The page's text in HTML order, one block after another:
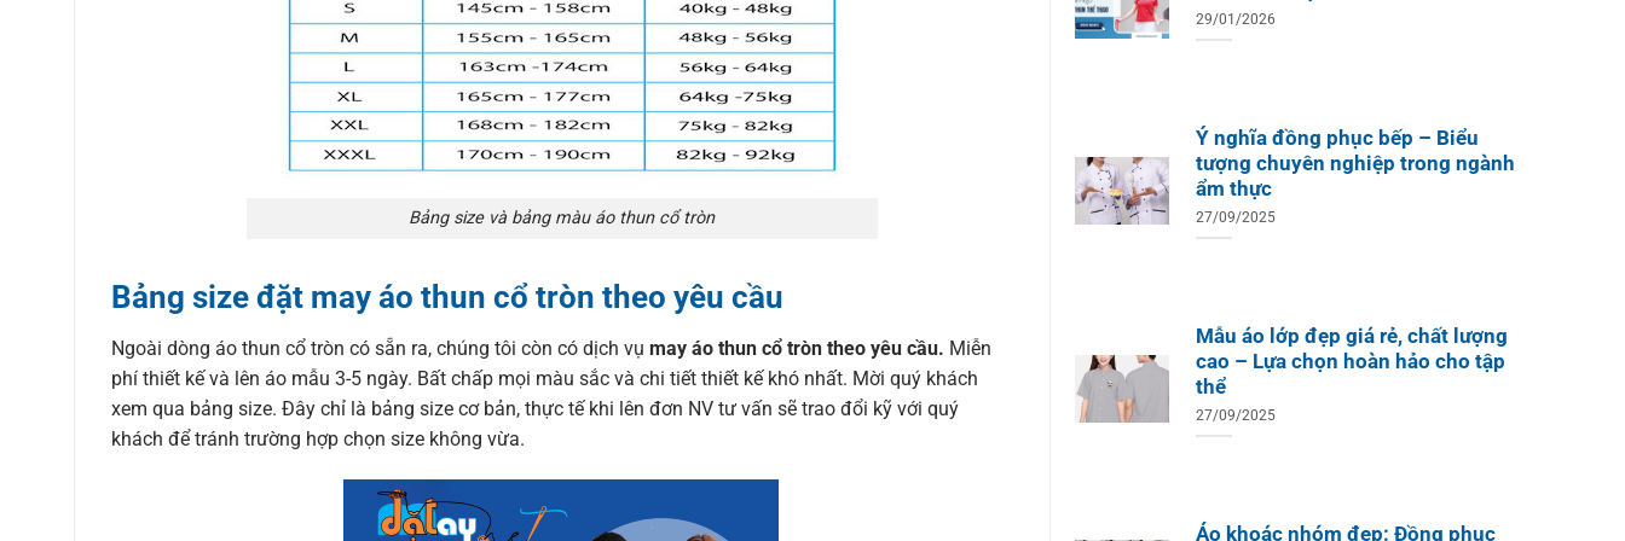
Bảng size và bảng màu áo thun cổ tròn
Bảng size đặt may áo thun cổ tròn theo yêu cầu
Ngoài dòng áo thun cổ tròn có sẵn ra, chúng tôi còn có dịch vụ may áo thun cổ tròn theo yêu cầu. Miễn
phí thiết kế và lên áo mẫu 3-5 ngày. Bất chấp mọi màu sắc và chi tiết thiết kế khó nhất. Mời quý khách
xem qua bảng size. Đây chỉ là bảng size cơ bản, thực tế khi lên đơn NV tư vấn sẽ trao đổi kỹ với quý
khách để tránh trường hợp chọn size không vừa.
29/01/2026
Ý nghĩa đồng phục bếp – Biểu
tượng chuyên nghiệp trong ngành
ẩm thực
27/09/2025
Mẫu áo lớp đẹp giá rẻ, chất lượng
cao – Lựa chọn hoàn hảo cho tập
thể
27/09/2025
Áo khoác nhóm đẹp: Đồng phục